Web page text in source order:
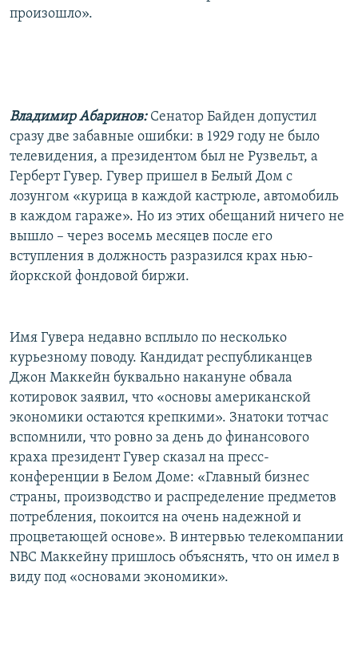
произошло».
Владимир Абаринов: Сенатор Байден допустил
сразу две забавные ошибки: в 1929 году не было
телевидения, а президентом был не Рузвельт, а
Герберт Гувер. Гувер пришел в Белый Дом с
лозунгом «курица в каждой кастрюле, автомобиль
в каждом гараже». Но из этих обещаний ничего не
вышло – через восемь месяцев после его
вступления в должность разразился крах нью-
йоркской фондовой биржи.
Имя Гувера недавно всплыло по несколько
курьезному поводу. Кандидат республиканцев
Джон Маккейн буквально накануне обвала
котировок заявил, что «основы американской
экономики остаются крепкими». Знатоки тотчас
вспомнили, что ровно за день до финансового
краха президент Гувер сказал на пресс-
конференции в Белом Доме: «Главный бизнес
страны, производство и распределение предметов
потребления, покоится на очень надежной и
процветающей основе». В интервью телекомпании
NBC Маккейну пришлось объяснять, что он имел в
виду под «основами экономики».